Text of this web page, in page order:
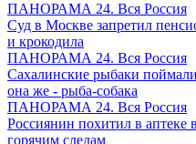
ПАНОРАМА 24. Вся Россия
Суд в Москве запретил
и крокодила
ПАНОРАМА 24. Вся Россия
Сахалинские рыбаки
она же - рыба-собака
ПАНОРАМА 24. Вся Россия
Россиянин похитил в аптеке
горячим следам